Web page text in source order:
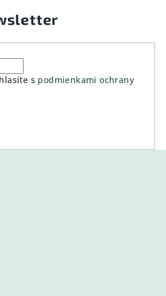
s podmienkami ochrany